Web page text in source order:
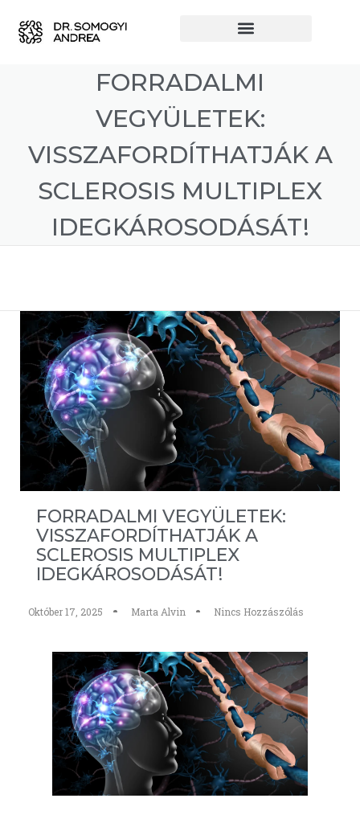
FORRADALMI
VEGYÜLETEK:
VISSZAFORDÍTHATJÁK A
SCLEROSIS MULTIPLEX
IDEGKÁROSODÁSÁT!
FORRADALMI VEGYÜLETEK:
VISSZAFORDÍTHATJÁK A
SCLEROSIS MULTIPLEX
IDEGKÁROSODÁSÁT!
Október 17, 2025 Marta Alvin Nincs Hozzászólás